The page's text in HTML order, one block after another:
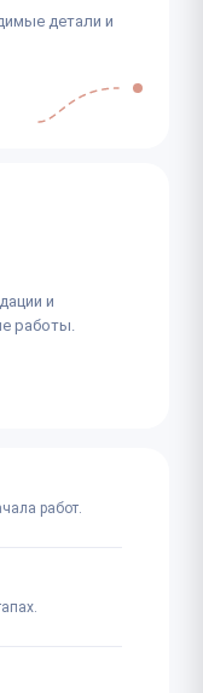
детали и
и
работы.
работ.